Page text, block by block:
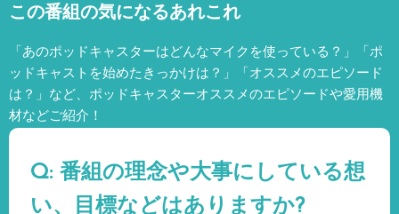
この番組の気になるあれこれ
「あのポッドキャスターはどんなマイクを使っている？」「ポ
ッドキャストを始めたきっかけは？」「オススメのエピソード
は？」など、 ポッドキャスターオススメのエピソードや愛用機
材などご紹介！
Q: 番組の理念や大事にしている想
い、目標などはありますか?